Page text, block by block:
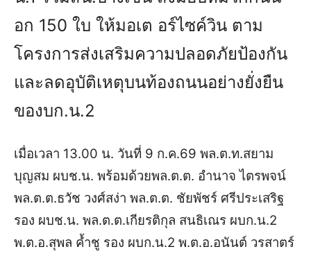
อก 150 ใบ ให้มอเต อร์ไซค์วิน ตาม
โครงการส่งเสริมความปลอดภัยป้องกัน
และลดอุบัติเหตุบนท้องถนนอย่างยั่งยืน
ของบก.น.2
เมื่อเวลา 13.00 น. วันที่ 9 ก.ค.69 พล.ต.ท.สยาม
บุญสม ผบช.น. พร้อมด้วยพล.ต.ต. อำนาจ ไตรพจน์
พล.ต.ต.ธวัช วงศ์สง่า พล.ต.ต. ชัยพัชร์ ศรีประเสริฐ
รอง ผบช.น. พล.ต.ต.เกียรติกุล สนธิเณร ผบก.น.2
พ.ต.อ.สุพล ค้ำชู รอง ผบก.น.2 พ.ต.อ.อนันต์ วรสาตร์